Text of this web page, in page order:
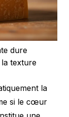
dure
texture
la
si le cœur